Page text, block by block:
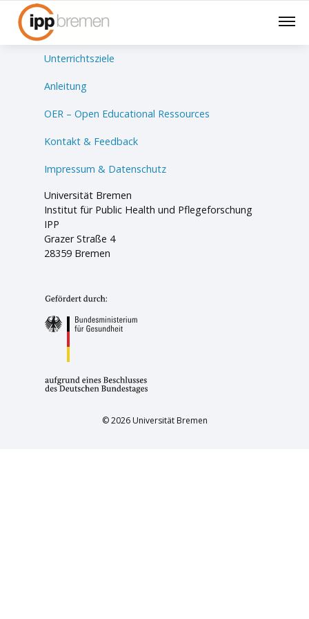
Lernsituationen
Unterrichtsziele
Anleitung
OER – Open Educational Ressources
Kontakt & Feedback
Impressum & Datenschutz
Universität Bremen
Institut für Public Health und Pflegeforschung
IPP
Grazer Straße 4
28359 Bremen
© 2026 Universität Bremen